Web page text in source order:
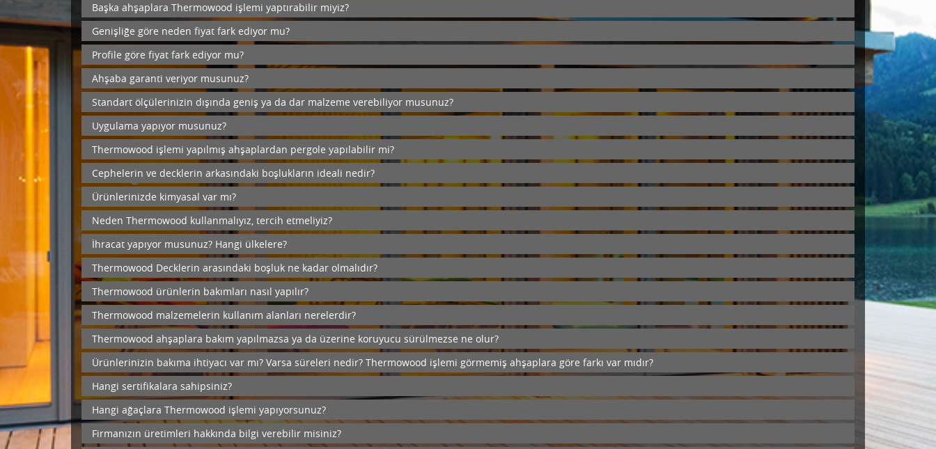
Başka ahşaplara Thermowood işlemi yaptırabilir miyiz?
Genişliğe göre neden fiyat fark ediyor mu?
Profile göre fiyat fark ediyor mu?
Ahşaba garanti veriyor musunuz?
Standart ölçülerinizin dışında geniş ya da dar malzeme verebiliyor musunuz?
Uygulama yapıyor musunuz?
Thermowood işlemi yapılmış ahşaplardan pergole yapılabilir mi?
Cephelerin ve decklerin arkasındaki boşlukların ideali nedir?
Ürünlerinizde kimyasal var mı?
Neden Thermowood kullanmalıyız, tercih etmeliyiz?
İhracat yapıyor musunuz? Hangi ülkelere?
Thermowood Decklerin arasındaki boşluk ne kadar olmalıdır?
Thermowood ürünlerin bakımları nasıl yapılır?
Thermowood malzemelerin kullanım alanları nerelerdir?
Thermowood ahşaplara bakım yapılmazsa ya da üzerine koruyucu sürülmezse ne olur?
Ürünlerinizin bakıma ihtiyacı var mı? Varsa süreleri nedir? Thermowood işlemi görmemiş ahşaplara göre farkı var mıdır?
Hangi sertifikalara sahipsiniz?
Hangi ağaçlara Thermowood işlemi yapıyorsunuz?
Firmanızın üretimleri hakkında bilgi verebilir misiniz?